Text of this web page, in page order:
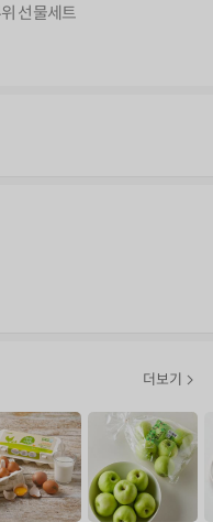
선물세트
더보기